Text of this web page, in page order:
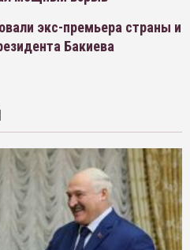
экс-премьера страны и
Бакиева